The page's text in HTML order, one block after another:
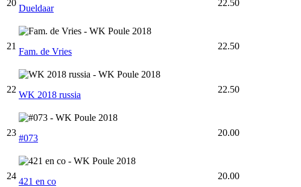
20
Dueldaar
22.50
21
Fam. de Vries
22.50
22
WK 2018 russia
22.50
23
#073
20.00
24
421 en co
20.00